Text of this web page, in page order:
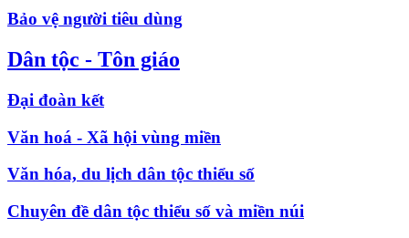
Bảo vệ người tiêu dùng
Dân tộc - Tôn giáo
Đại đoàn kết
Văn hoá - Xã hội vùng miền
Văn hóa, du lịch dân tộc thiểu số
Chuyên đề dân tộc thiểu số và miền núi